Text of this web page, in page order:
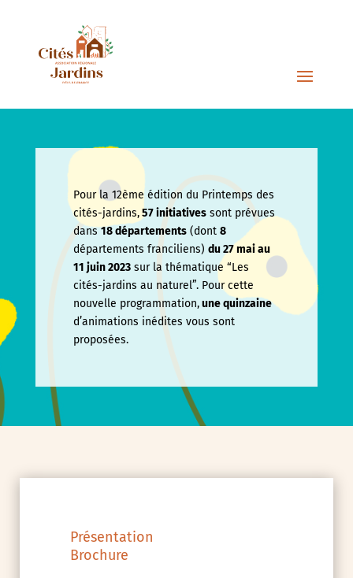
Pour la 12ème édition du Printemps des
cités-jardins,57 initiativessont prévues
dans18 départements(dont 8
départements franciliens) du 27 mai au
11 juin2023sur la thématique “Les
cités-jardins au naturel”. Pour cette
nouvelle programmation,une quinzaine
d’animations inédites vous sont
proposées.
Présentation
Brochure